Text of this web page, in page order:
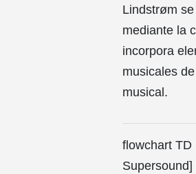
Lindstrøm
mediante la
incorpora
musicales
musical.
flowchart TD